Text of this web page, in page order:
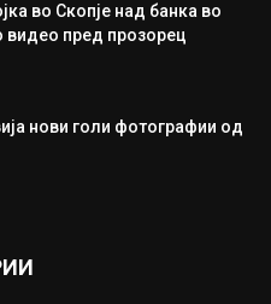
во Скопје над банка во
видео пред прозорец
нови голи фотографии од